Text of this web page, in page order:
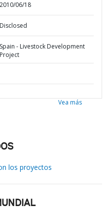
2010/06/18
Disclosed
Spain - Livestock Development
Project
Vea más
los proyectos